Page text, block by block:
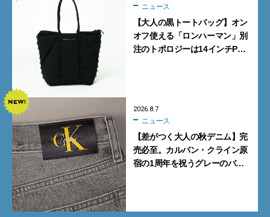
ニュース
【大人の黒トートバッグ】オン
オフ使える「ロンハーマン」別
注のトポロジーは14インチPC
2026.8.7
ニュース
【差がつく大人の秋デニム】完
売必至。カルバン・クライン原
宿の1周年を祝うグレーのバ